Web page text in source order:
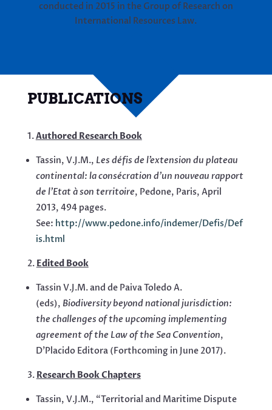
conducted in 2015 in the Group of Research on
International Resources Law.
PUBLICATIONS
Authored Research Book
Tassin, V.J.M., Les défis de l’extension du plateau
continental: la consécration d’un nouveau rapport
de l’Etat à son territoire, Pedone, Paris, April
2013, 494 pages.
See: http://www.pedone.info/indemer/Defis/Def
is.html
Edited Book
Tassin V.J.M. and de Paiva Toledo A.
(eds), Biodiversity beyond national jurisdiction:
the challenges of the upcoming implementing
agreement of the Law of the Sea Convention,
D’Placido Editora (Forthcoming in June 2017).
Research Book Chapters
Tassin, V.J.M., “Territorial and Maritime Dispute